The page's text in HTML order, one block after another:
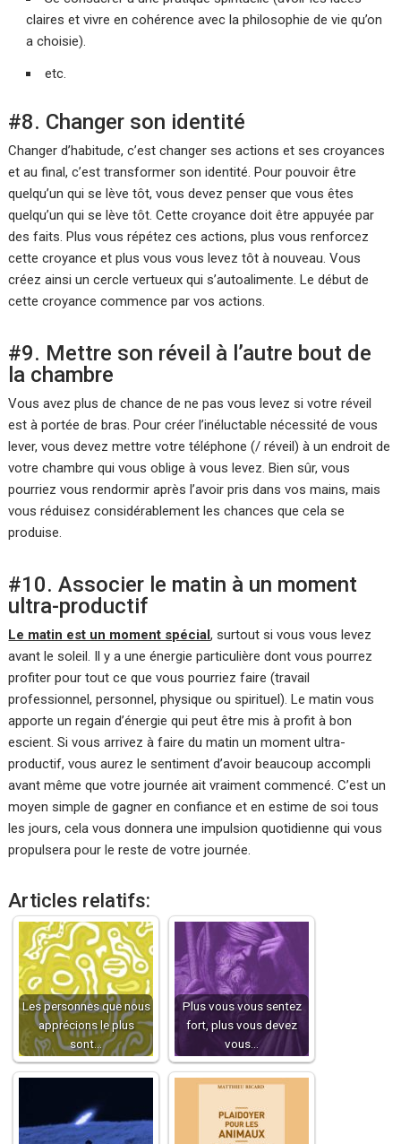
claires et vivre en cohérence avec la philosophie de vie qu’on
a choisie).
etc.
#8. Changer son identité
Changer d’habitude, c’est changer ses actions et ses croyances
et au final, c’est transformer son identité. Pour pouvoir être
quelqu’un qui se lève tôt, vous devez penser que vous êtes
quelqu’un qui se lève tôt. Cette croyance doit être appuyée par
des faits. Plus vous répétez ces actions, plus vous renforcez
cette croyance et plus vous vous levez tôt à nouveau. Vous
créez ainsi un cercle vertueux qui s’autoalimente. Le début de
cette croyance commence par vos actions.
#9. Mettre son réveil à l’autre bout de
la chambre
Vous avez plus de chance de ne pas vous levez si votre réveil
est à portée de bras. Pour créer l’inéluctable nécessité de vous
lever, vous devez mettre votre téléphone (/ réveil) à un endroit de
votre chambre qui vous oblige à vous levez. Bien sûr, vous
pourriez vous rendormir après l’avoir pris dans vos mains, mais
vous réduisez considérablement les chances que cela se
produise.
#10. Associer le matin à un moment
ultra-productif
Le matin est un moment spécial, surtout si vous vous levez
avant le soleil. Il y a une énergie particulière dont vous pourrez
profiter pour tout ce que vous pourriez faire (travail
professionnel, personnel, physique ou spirituel). Le matin vous
apporte un regain d’énergie qui peut être mis à profit à bon
escient. Si vous arrivez à faire du matin un moment ultra-
productif, vous aurez le sentiment d’avoir beaucoup accompli
avant même que votre journée ait vraiment commencé. C’est un
moyen simple de gagner en confiance et en estime de soi tous
les jours, cela vous donnera une impulsion quotidienne qui vous
propulsera pour le reste de votre journée.
Articles relatifs:
Les personnes que nous
apprécions le plus
sont…
Plus vous vous sentez
fort, plus vous devez
vous…